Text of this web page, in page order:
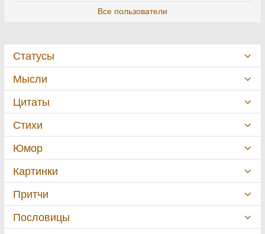
Все пользователи
Статусы
Мысли
Цитаты
Стихи
Юмор
Картинки
Притчи
Пословицы